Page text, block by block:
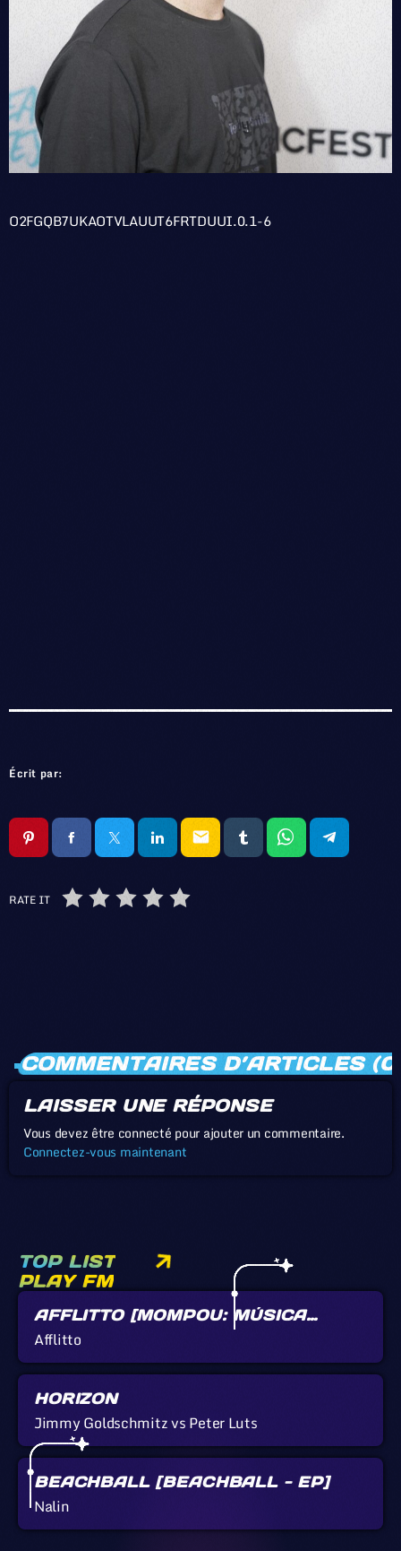
O2FGQB7UKAOTVLAUUT6FRTDUUI.0.1-6
Écrit par:
email
RATE IT
COMMENTAIRES D’ARTICLES
LAISSER UNE RÉPONSE
Vous devez être connecté pour ajouter un commentaire.
Connectez-vous maintenant
TOP LIST
PLAY FM
AFFLITTO [MOMPOU: MÚSICA
CALLADA]
Afflitto
HORIZON
Jimmy Goldschmitz vs Peter Luts
BEACHBALL [BEACHBALL - EP]
Nalin